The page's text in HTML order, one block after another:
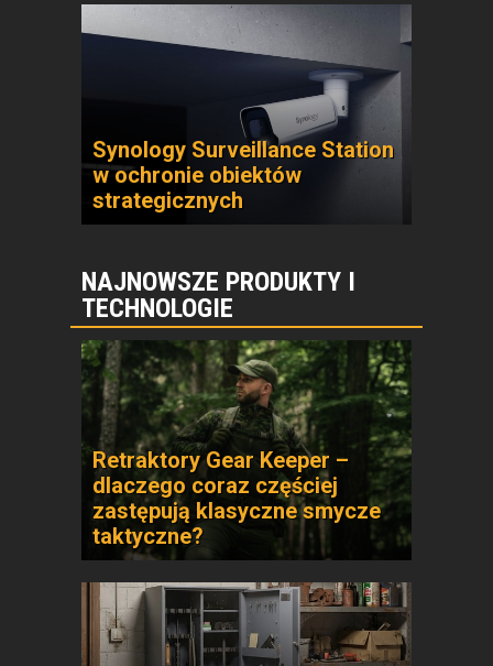
Synology Surveillance Station
w ochronie obiektów
strategicznych
NAJNOWSZE PRODUKTY I
TECHNOLOGIE
Retraktory Gear Keeper –
dlaczego coraz częściej
zastępują klasyczne smycze
taktyczne?